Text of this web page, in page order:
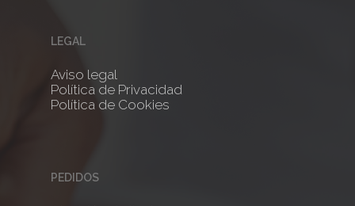
LEGAL
Aviso legal
Política de Privacidad
Política de Cookies
PEDIDOS